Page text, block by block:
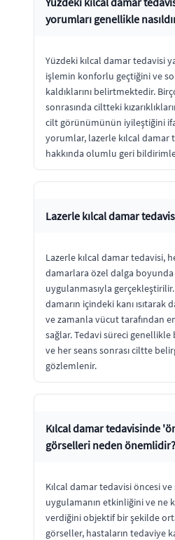
yorumları genellikle
Yüzdeki kılcal damar tedavisi
işlemin konforlu geçtiğini ve
kaldıklarını belirtmektedir.
sonrasında ciltteki
cilt görünümünün iyileştiğini
yorumlar, lazerle kılcal damar
hakkında olumlu geri
Lazerle kılcal damar
Lazerle kılcal damar tedavisi,
damarlara özel dalga boyunda
uygulanmasıyla
damarın içindeki kanı ısıtarak
ve zamanla vücut tarafından
sağlar. Tedavi süreci
ve her seans sonrası ciltte
gözlemlenir.
Kılcal damar tedavisinde
görselleri neden önemlidir?
Kılcal damar tedavisi öncesi
uygulamanın etkinliğini ve ne
verdiğini objektif bir şekilde
görseller, hastaların tedaviye